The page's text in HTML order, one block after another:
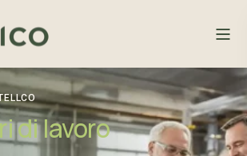
di lavoro